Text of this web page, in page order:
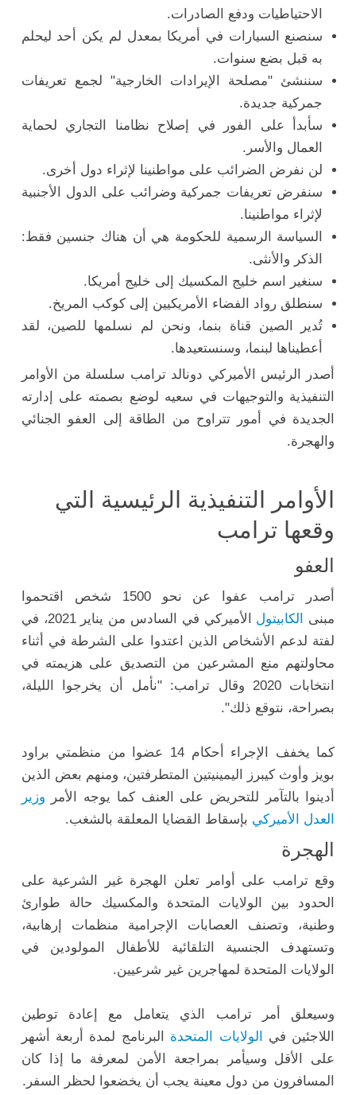
الاحتياطيات ودفع الصادرات.
سنصنع السيارات في أمريكا بمعدل لم يكن أحد ليحلم
به قبل بضع سنوات.
سننشئ "مصلحة الإيرادات الخارجية" لجمع تعريفات
جمركية جديدة.
سأبدأ على الفور في إصلاح نظامنا التجاري لحماية
العمال والأسر.
لن نفرض الضرائب على مواطنينا لإثراء دول أخرى.
سنفرض تعريفات جمركية وضرائب على الدول الأجنبية
لإثراء مواطنينا.
السياسة الرسمية للحكومة هي أن هناك جنسين فقط:
الذكر والأنثى.
سنغير اسم خليج المكسيك إلى خليج أمريكا.
سنطلق رواد الفضاء الأمريكيين إلى كوكب المريخ.
تُدير الصين قناة بنما، ونحن لم نسلمها للصين، لقد
أعطيناها لبنما، وسنستعيدها.
أصدر الرئيس الأميركي دونالد ترامب سلسلة من الأوامر
التنفيذية والتوجيهات في سعيه لوضع بصمته على إدارته
الجديدة في أمور تتراوح من الطاقة إلى العفو الجنائي
والهجرة.
الأوامر التنفيذية الرئيسية التي
وقعها ترامب
العفو
أصدر ترامب عفوا عن نحو 1500 شخص اقتحموا
مبنى
الكابيتول
الأميركي في السادس من يناير 2021، في
لفتة لدعم الأشخاص الذين اعتدوا على الشرطة في أثناء
محاولتهم منع المشرعين من التصديق على هزيمته في
انتخابات 2020 وقال ترامب: "نأمل أن يخرجوا الليلة،
بصراحة، نتوقع ذلك".
كما يخفف الإجراء أحكام 14 عضوا من منظمتي براود
بويز وأوث كيبرز اليمينيتين المتطرفتين، ومنهم بعض الذين
أدينوا بالتآمر للتحريض على العنف كما يوجه الأمر وزير
العدل الأميركي بإسقاط القضايا المعلقة بالشغب.
الهجرة
وقع ترامب على أوامر تعلن الهجرة غير الشرعية على
الحدود بين الولايات المتحدة والمكسيك حالة طوارئ
وطنية، وتصنف العصابات الإجرامية منظمات إرهابية،
وتستهدف الجنسية التلقائية للأطفال المولودين في
الولايات المتحدة لمهاجرين غير شرعيين.
وسيعلق أمر ترامب الذي يتعامل مع إعادة توطين
اللاجئين في
الولايات المتحدة البرنامج لمدة أربعة أشهر
على الأقل وسيأمر بمراجعة الأمن لمعرفة ما إذا كان
المسافرون من دول معينة يجب أن يخضعوا لحظر السفر.